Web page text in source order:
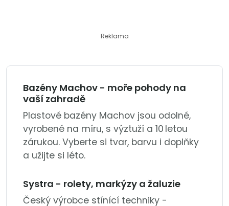
Reklama
Bazény Machov - moře pohody na
vaší zahradě
Plastové bazény Machov jsou odolné,
vyrobené na míru, s výztuží a 10 letou
zárukou. Vyberte si tvar, barvu i doplňky
a užijte si léto.
Systra - rolety, markýzy a žaluzie
Český výrobce stínící techniky -